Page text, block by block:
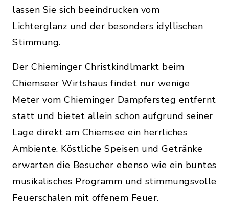
lassen Sie sich beeindrucken vom
Lichterglanz und der besonders idyllischen
Stimmung.
Der Chieminger Christkindlmarkt beim
Chiemseer Wirtshaus findet nur wenige
Meter vom Chieminger Dampfersteg entfernt
statt und bietet allein schon aufgrund seiner
Lage direkt am Chiemsee ein herrliches
Ambiente. Köstliche Speisen und Getränke
erwarten die Besucher ebenso wie ein buntes
musikalisches Programm und stimmungsvolle
Feuerschalen mit offenem Feuer.